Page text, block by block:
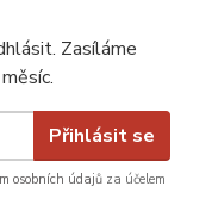
Zasíláme
Přihlásit se
osobních údajů za účelem